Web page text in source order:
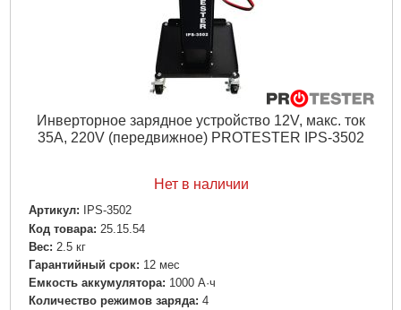
Инверторное зарядное устройство 12V, макс. ток
35A, 220V (передвижное) PROTESTER IPS-3502
Нет в наличии
Артикул:
IPS-3502
Код товара: 25.15.54
Вес: 2.5 кг
Гарантийный срок: 12 мес
Емкость аккумулятора: 1000 А·ч
Количество режимов заряда: 4